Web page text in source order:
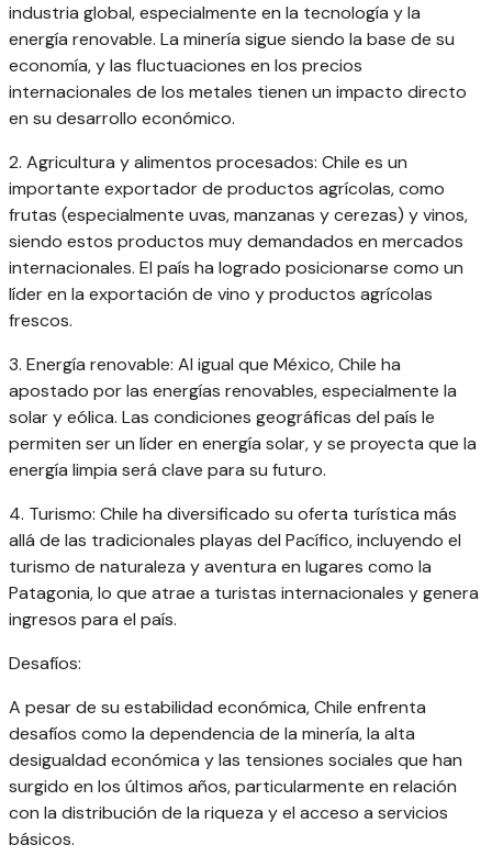
industria global, especialmente en la tecnología y la
energía renovable. La minería sigue siendo la base de su
economía, y las fluctuaciones en los precios
internacionales de los metales tienen un impacto directo
en su desarrollo económico.
2. Agricultura y alimentos procesados: Chile es un
importante exportador de productos agrícolas, como
frutas (especialmente uvas, manzanas y cerezas) y vinos,
siendo estos productos muy demandados en mercados
internacionales. El país ha logrado posicionarse como un
líder en la exportación de vino y productos agrícolas
frescos.
3. Energía renovable: Al igual que México, Chile ha
apostado por las energías renovables, especialmente la
solar y eólica. Las condiciones geográficas del país le
permiten ser un líder en energía solar, y se proyecta que la
energía limpia será clave para su futuro.
4. Turismo: Chile ha diversificado su oferta turística más
allá de las tradicionales playas del Pacífico, incluyendo el
turismo de naturaleza y aventura en lugares como la
Patagonia, lo que atrae a turistas internacionales y genera
ingresos para el país.
Desafíos:
A pesar de su estabilidad económica, Chile enfrenta
desafíos como la dependencia de la minería, la alta
desigualdad económica y las tensiones sociales que han
surgido en los últimos años, particularmente en relación
con la distribución de la riqueza y el acceso a servicios
básicos.